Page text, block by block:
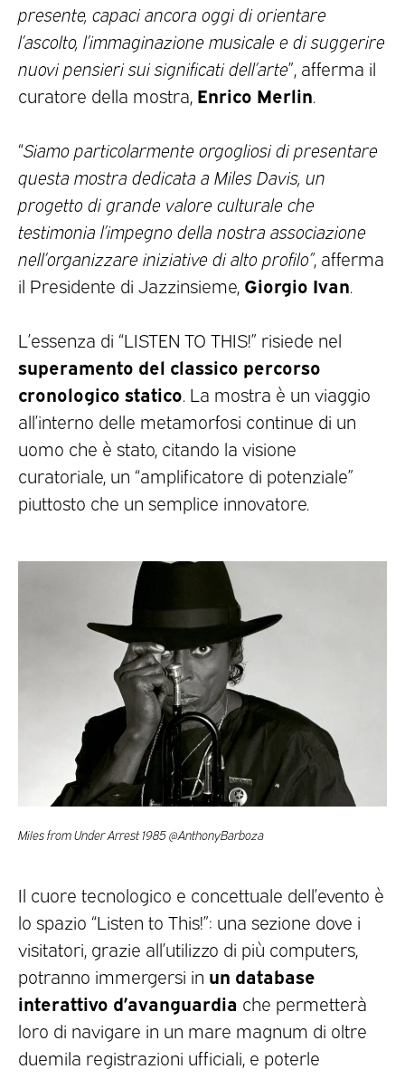
presente, capaci ancora oggi di orientare
l’ascolto, l’immaginazione musicale e di suggerire
nuovi pensieri sui significati dell’arte”, afferma il
curatore della mostra, Enrico Merlin.
“Siamo particolarmente orgogliosi di presentare
questa mostra dedicata a Miles Davis, un
progetto di grande valore culturale che
testimonia l’impegno della nostra associazione
nell’organizzare iniziative di alto profilo”, afferma
il Presidente di Jazzinsieme, Giorgio Ivan.
L’essenza di “LISTEN TO THIS!” risiede nel
superamento del classico percorso
cronologico statico. La mostra è un viaggio
all’interno delle metamorfosi continue di un
uomo che è stato, citando la visione
curatoriale, un “amplificatore di potenziale”
piuttosto che un semplice innovatore.
Miles from Under Arrest 1985 @AnthonyBarboza
Il cuore tecnologico e concettuale dell’evento è
lo spazio “Listen to This!”: una sezione dove i
visitatori, grazie all’utilizzo di più computers,
potranno immergersi in un database
interattivo d’avanguardia che permetterà
loro di navigare in un mare magnum di oltre
duemila registrazioni ufficiali, e poterle